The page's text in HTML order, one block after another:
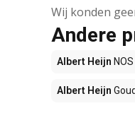
Wij konden
Andere
Albert Heijn NOS
Albert Heijn